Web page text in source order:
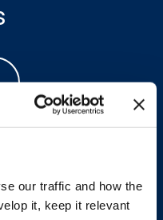
our traffic and how the
it, keep it relevant